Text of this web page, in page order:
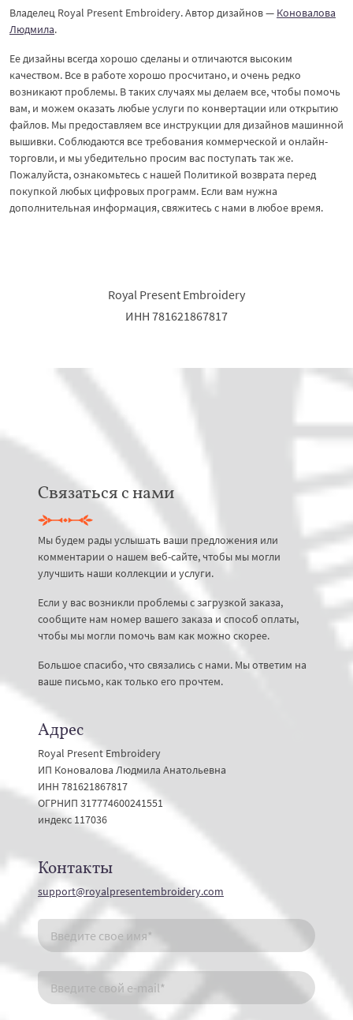
Владелец Royal Present Embroidery. Автор дизайнов — Коновалова
Людмила.
Ее дизайны всегда хорошо сделаны и отличаются высоким
качеством. Все в работе хорошо просчитано, и очень редко
возникают проблемы. В таких случаях мы делаем все, чтобы помочь
вам, и можем оказать любые услуги по конвертации или открытию
файлов. Мы предоставляем все инструкции для дизайнов машинной
вышивки. Соблюдаются все требования коммерческой и онлайн-
торговли, и мы убедительно просим вас поступать так же.
Пожалуйста, ознакомьтесь с нашей Политикой возврата перед
покупкой любых цифровых программ. Если вам нужна
дополнительная информация, свяжитесь с нами в любое время.
Royal Present Embroidery
ИНН 781621867817
Связаться с нами
Мы будем рады услышать ваши предложения или
комментарии о нашем веб-сайте, чтобы мы могли
улучшить наши коллекции и услуги.
Если у вас возникли проблемы с загрузкой заказа,
сообщите нам номер вашего заказа и способ оплаты,
чтобы мы могли помочь вам как можно скорее.
Большое спасибо, что связались с нами. Мы ответим на
ваше письмо, как только его прочтем.
Адрес
Royal Present Embroidery
ИП Коновалова Людмила Анатольевна
ИНН 781621867817
ОГРНИП 317774600241551
индекс 117036
Контакты
support@royalpresentembroidery.com